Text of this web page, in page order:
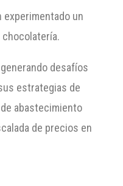
experimentado un
desafíos
estrategias de
abastecimiento
de precios en